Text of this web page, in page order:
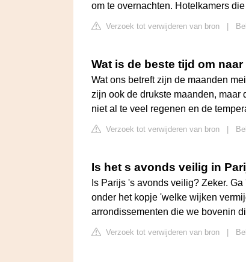
om te overnachten. Hotelkamers
Verzoek tot verwijderen van bron
Wat is de beste tijd om
Wat ons betreft zijn de maanden
zijn ook de drukste maanden,
niet al te veel regenen en de
Verzoek tot verwijderen van bron
Is het s avonds veilig in
Is Parijs 's avonds veilig? Zeker.
onder het kopje 'welke wijken
arrondissementen die we bovenin
Verzoek tot verwijderen van bron